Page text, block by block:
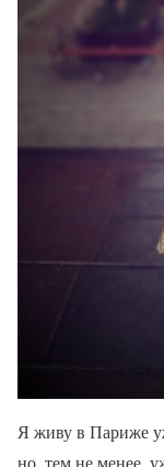
Я живу в Париже
но, тем не менее,